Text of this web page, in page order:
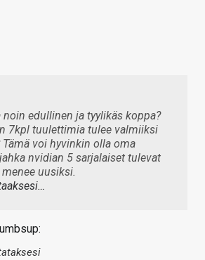
edullinen ja tyylikäs koppa?
7kpl tuulettimia tulee valmiiksi
voi hyvinkin olla oma
nvidian 5 sarjalaiset tulevat
uusiksi.